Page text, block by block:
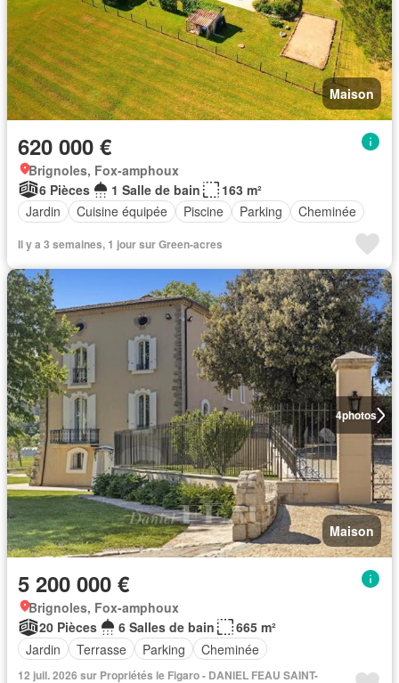
Maison
620 000 €
Brignoles, Fox-amphoux
6 Pièces
1 Salle de bain
163 m²
Jardin
Cuisine équipée Piscine Parking Cheminée
Il y a 3 semaines, 1 jour sur Green-acres
4photos
Maison
5 200 000 €
Brignoles, Fox-amphoux
20 Pièces
6 Salles de bain
665 m²
Jardin
Terrasse Parking Cheminée
12 juil. 2026 sur Propriétés le Figaro - DANIEL FEAU SAINT-